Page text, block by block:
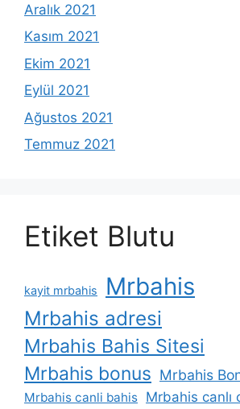
Aralık 2021
Kasım 2021
Ekim 2021
Eylül 2021
Ağustos 2021
Temmuz 2021
Etiket Blutu
kayit mrbahis Mrbahis
Mrbahis adresi
Mrbahis Bahis Sitesi
Mrbahis bonus Mrbahis
Mrbahis canli bahis Mrbahis canlı